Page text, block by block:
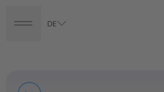
DE
Turnaround